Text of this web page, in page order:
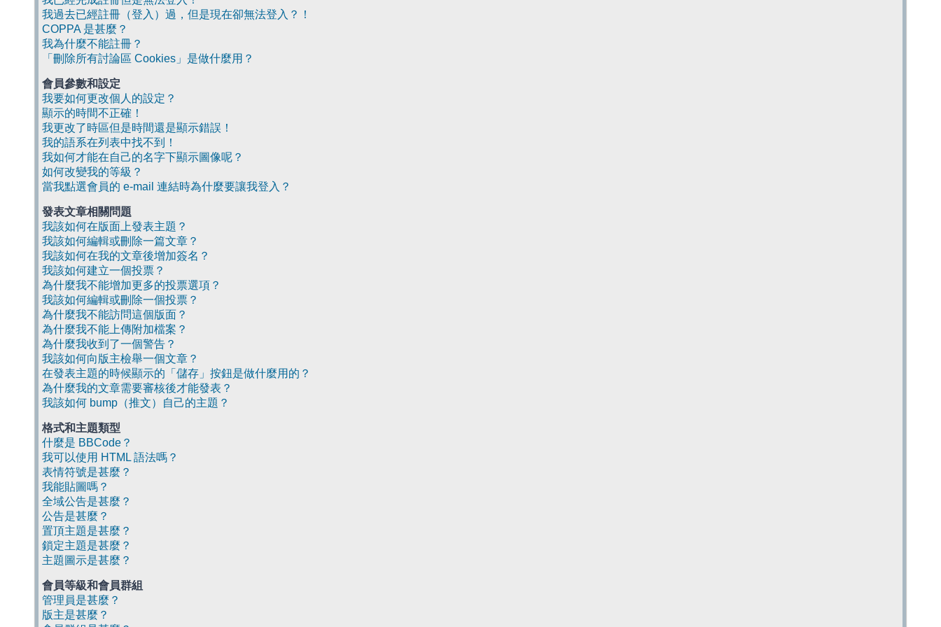
我過去已經註冊（登入）過，但是現在卻無法登入？！
COPPA 是甚麼？
我為什麼不能註冊？
「刪除所有討論區 Cookies」是做什麼用？
會員參數和設定
我要如何更改個人的設定？
顯示的時間不正確！
我更改了時區但是時間還是顯示錯誤！
我的語系在列表中找不到！
我如何才能在自己的名字下顯示圖像呢？
如何改變我的等級？
當我點選會員的 e-mail 連結時為什麼要讓我登入？
發表文章相關問題
我該如何在版面上發表主題？
我該如何編輯或刪除一篇文章？
我該如何在我的文章後增加簽名？
我該如何建立一個投票？
為什麼我不能增加更多的投票選項？
我該如何編輯或刪除一個投票？
為什麼我不能訪問這個版面？
為什麼我不能上傳附加檔案？
為什麼我收到了一個警告？
我該如何向版主檢舉一個文章？
在發表主題的時候顯示的「儲存」按鈕是做什麼用的？
為什麼我的文章需要審核後才能發表？
我該如何 bump（推文）自己的主題？
格式和主題類型
什麼是 BBCode？
我可以使用 HTML 語法嗎？
表情符號是甚麼？
我能貼圖嗎？
全域公告是甚麼？
公告是甚麼？
置頂主題是甚麼？
鎖定主題是甚麼？
主題圖示是甚麼？
會員等級和會員群組
管理員是甚麼？
版主是甚麼？